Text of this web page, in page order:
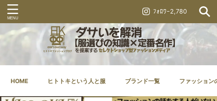
ﾌｫﾛﾜｰ2,780
HOME ヒトトキという人と服 ブランド一覧 ファッション